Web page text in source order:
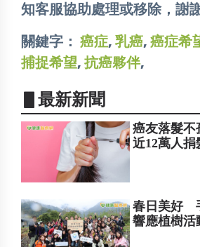
知客服協助處理或移除，謝謝
關鍵字： 癌症, 乳癌, 癌症希
捕捉希望, 抗癌夥伴,
▋最新新聞
癌友落髮
近12萬人
春日美好
響應植樹活